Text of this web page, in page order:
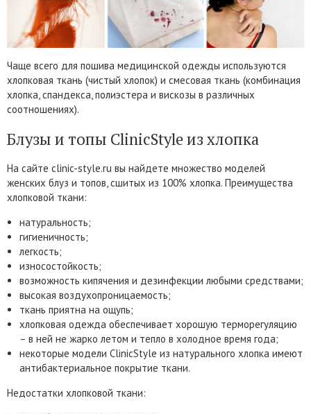
Чаще всего для пошива медицинской одежды используются
хлопковая ткань (чистый хлопок) и смесовая ткань (комбинация
хлопка, спандекса, полиэстера и вискозы в различных
соотношениях).
Блузы и топы ClinicStyle из хлопка
На сайте clinic-style.ru вы найдете множество моделей
женских блуз и топов, сшитых из 100% хлопка. Преимущества
хлопковой ткани:
натуральность;
гигиеничность;
легкость;
износостойкость;
возможность кипячения и дезинфекции любыми средствами;
высокая воздухопроницаемость;
ткань приятна на ощупь;
хлопковая одежда обеспечивает хорошую терморегуляцию
– в ней не жарко летом и тепло в холодное время года;
некоторые модели ClinicStyle из натурального хлопка имеют
антибактериальное покрытие ткани.
Недостатки хлопковой ткани: